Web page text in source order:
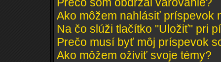
Ako môžem nahlásiť príspevok
Na čo slúži tlačítko "Uložiť" pri
Prečo musí byť môj príspevok
Ako môžem oživiť svoje témy?